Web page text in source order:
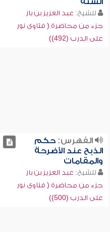
للشيخ: عبد العزيز بن باز
جزء من محاضرة ( فتاوى نور
على الدرب (492))
الفهرس:حكم
الذبح عند الأضرحة
والمقامات
للشيخ: عبد العزيز بن باز
جزء من محاضرة ( فتاوى نور
على الدرب (500))